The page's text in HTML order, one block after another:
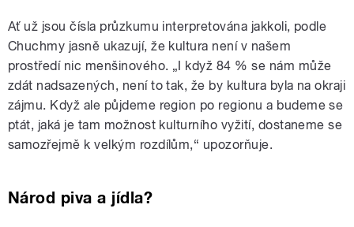
Ať už jsou čísla průzkumu interpretována jakkoli, podle
Chuchmy jasně ukazují, že kultura není v našem
prostředí nic menšinového. „I když 84 % se nám může
zdát nadsazených, není to tak, že by kultura byla na okraji
zájmu. Když ale půjdeme region po regionu a budeme se
ptát, jaká je tam možnost kulturního vyžití, dostaneme se
samozřejmě k velkým rozdílům,“ upozorňuje.
Národ piva a jídla?